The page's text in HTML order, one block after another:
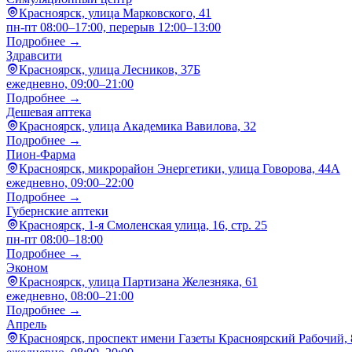
Красноярск, улица Марковского, 41
пн-пт 08:00–17:00, перерыв 12:00–13:00
Подробнее →
Здравсити
Красноярск, улица Лесников, 37Б
ежедневно, 09:00–21:00
Подробнее →
Дешевая аптека
Красноярск, улица Академика Вавилова, 32
Подробнее →
Пион-Фарма
Красноярск, микрорайон Энергетики, улица Говорова, 44А
ежедневно, 09:00–22:00
Подробнее →
Губернские аптеки
Красноярск, 1-я Смоленская улица, 16, стр. 25
пн-пт 08:00–18:00
Подробнее →
Эконом
Красноярск, улица Партизана Железняка, 61
ежедневно, 08:00–21:00
Подробнее →
Апрель
Красноярск, проспект имени Газеты Красноярский Рабочий,